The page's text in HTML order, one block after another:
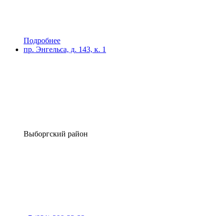
Подробнее
пр. Энгельса, д. 143, к. 1
Выборгский район